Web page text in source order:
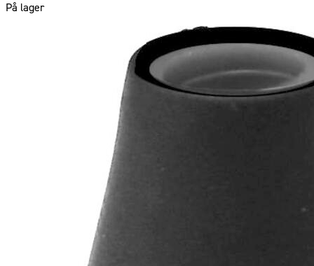
På lager